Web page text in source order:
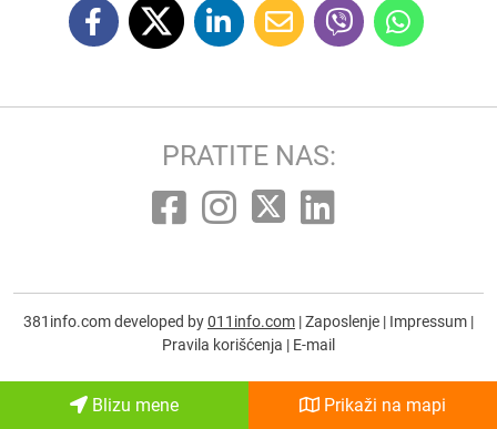
PRATITE NAS:
381info.com developed by011info.com |Zaposlenje | Impressum |
Pravila korišćenja | E-mail
Blizu mene Prikaži na mapi